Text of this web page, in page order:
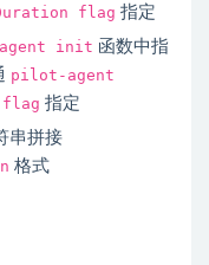
flag 指定
init 函数中指
pilot-agent
flag 指定
串拼接
格式